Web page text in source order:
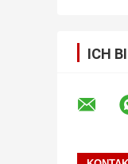
ICH